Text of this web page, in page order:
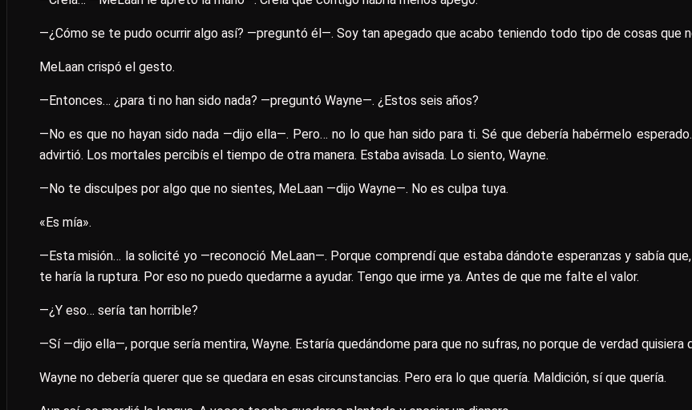
—¿Cómo se te pudo ocurrir algo así? —preguntó él—. Soy tan apegado que acabo teniendo todo tipo de cosas que
MeLaan crispó el gesto.
—Entonces… ¿para ti no han sido nada? —preguntó Wayne—. ¿Estos seis años?
—No es que no hayan sido nada —dijo ella—. Pero… no lo que han sido para ti. Sé que debería habérmelo
advirtió. Los mortales percibís el tiempo de otra manera. Estaba avisada. Lo siento, Wayne.
—No te disculpes por algo que no sientes, MeLaan —dijo Wayne—. No es culpa tuya.
«Es mía».
—Esta misión… la solicité yo —reconoció MeLaan—. Porque comprendí que estaba dándote esperanzas y sabía
te haría la ruptura. Por eso no puedo quedarme a ayudar. Tengo que irme ya. Antes de que me falte el valor.
—¿Y eso… sería tan horrible?
—Sí —dijo ella—, porque sería mentira, Wayne. Estaría quedándome para que no sufras, no porque de verdad quisiera
Wayne no debería querer que se quedara en esas circunstancias. Pero era lo que quería. Maldición, sí que quería.